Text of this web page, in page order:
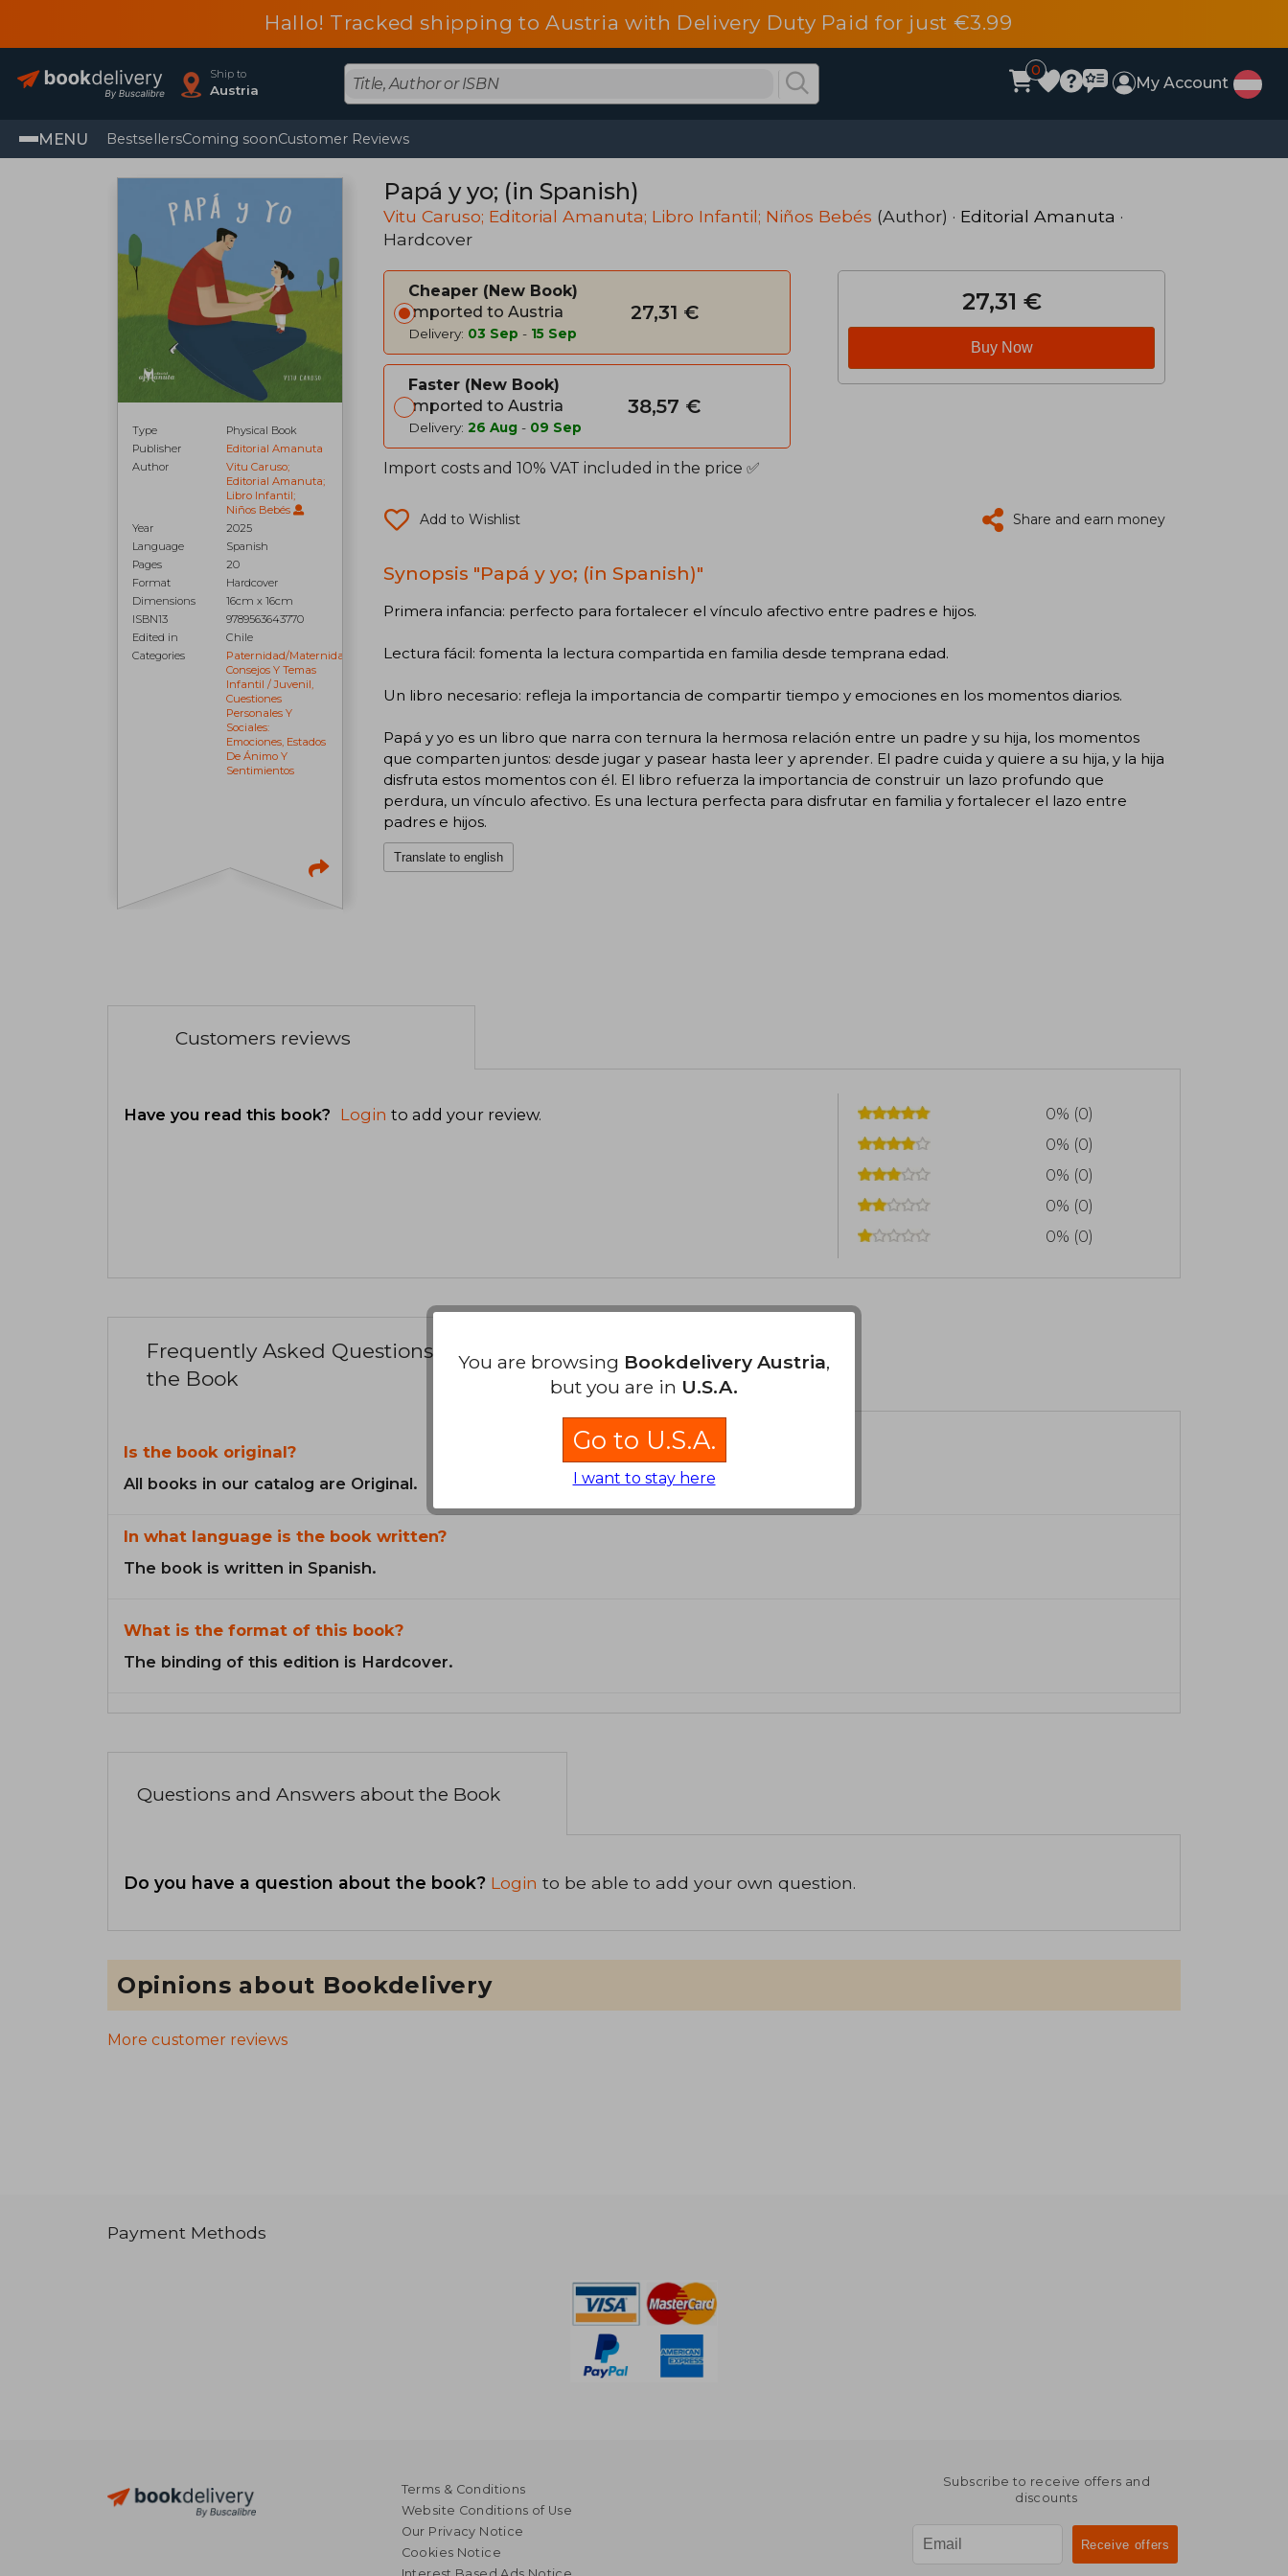
Hallo! Tracked shipping to Austria with Delivery Duty Paid for just €3.99
Ship to
Austria
0
My Account
MENU BestsellersComing soonCustomer Reviews
Type
Physical Book
Publisher
Editorial Amanuta
Author
Vitu Caruso;
Editorial Amanuta;
Libro Infantil;
Niños Bebés
Year
2025
Language
Spanish
Pages
20
Format
Hardcover
Dimensions
16cm x 16cm
ISBN13
9789563643770
Edited in
Chile
Categories
Paternidad/maternidad:
Consejos Y Temas
Infantil / Juvenil,
Cuestiones
Personales Y
Sociales:
Emociones, Estados
De Ánimo Y
Sentimientos
Papá y yo; (in Spanish)
Vitu Caruso; Editorial Amanuta; Libro Infantil; Niños Bebés (Author) · Editorial Amanuta ·
Hardcover
Cheaper
New Book
Imported to Austria
Delivery: 03 Sep - 15 Sep
27,31 €
Faster
New Book
Imported to Austria
Delivery: 26 Aug - 09 Sep
38,57 €
Import costs and 10% VAT included in the price ✅
27,31 €
Buy Now
Add to Wishlist Share and earn money
Synopsis "Papá y yo; (in Spanish)"
Primera infancia: perfecto para fortalecer el vínculo afectivo entre padres e hijos.
Lectura fácil: fomenta la lectura compartida en familia desde temprana edad.
Un libro necesario: refleja la importancia de compartir tiempo y emociones en los momentos diarios.
Papá y yo es un libro que narra con ternura la hermosa relación entre un padre y su hija, los momentos
que comparten juntos: desde jugar y pasear hasta leer y aprender. El padre cuida y quiere a su hija, y la hija
disfruta estos momentos con él. El libro refuerza la importancia de construir un lazo profundo que
perdura, un vínculo afectivo. Es una lectura perfecta para disfrutar en familia y fortalecer el lazo entre
padres e hijos.
Translate to english
Customers reviews
Have you read this book? Login to add your review.
0% (0)
0% (0)
0% (0)
0% (0)
0% (0)
Frequently Asked Questions about
the Book
Is the book original?
All books in our catalog are Original.
In what language is the book written?
The book is written in Spanish.
What is the format of this book?
The binding of this edition is Hardcover.
Questions and Answers about the Book
Do you have a question about the book? Login to be able to add your own question.
Opinions about Bookdelivery
More customer reviews
Payment Methods
Terms & Conditions
Website Conditions of Use
Our Privacy Notice
Cookies Notice
Subscribe to receive offers and
discounts
You are browsing Bookdelivery Austria,
but you are in U.S.A.
Go to U.S.A.
I want to stay here